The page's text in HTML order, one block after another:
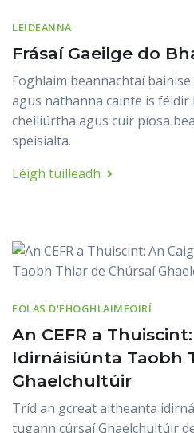
LEIDEANNA
Frásaí Gaeilge do
Foghlaim beannachtaí
agus nathanna cainte is féidir
cheiliúrtha agus cuir píosa
speisialta.
Léigh tuilleadh
EOLAS D'FHOGHLAIMEOIRÍ
An CEFR a
Idirnáisiúnta Taobh
Ghaelchultúir
Tríd an gcreat aitheanta
tugann cúrsaí Ghaelchultúir